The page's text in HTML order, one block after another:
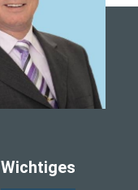
Wichtiges